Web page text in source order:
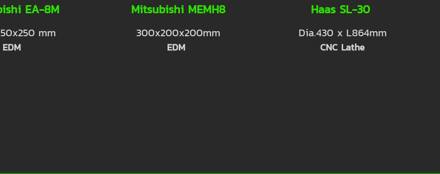
EA-8M
mm
EDM
Mitsubishi MEMH8
300x200x200mm
EDM
Haas SL-30
Dia.430 x L864mm
CNC Lathe